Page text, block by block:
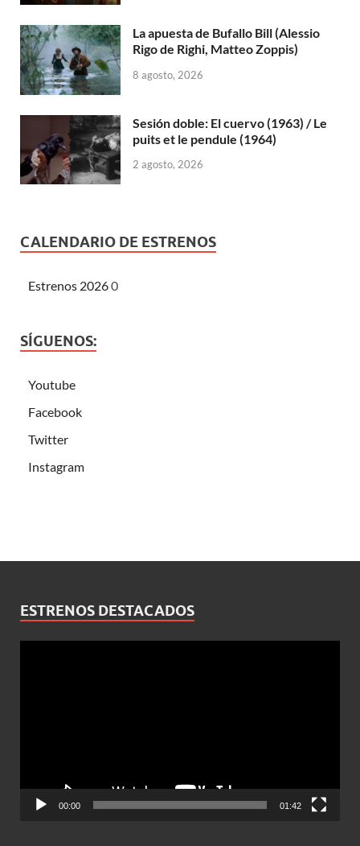
La apuesta de Bufallo Bill (Alessio
Rigo de Righi, Matteo Zoppis)
8 agosto, 2026
Sesión doble: El cuervo (1963) / Le
puits et le pendule (1964)
2 agosto, 2026
CALENDARIO DE ESTRENOS
Estrenos 20260
SÍGUENOS:
Youtube
Facebook
Twitter
Instagram
ESTRENOS DESTACADOS
00:00 01:42